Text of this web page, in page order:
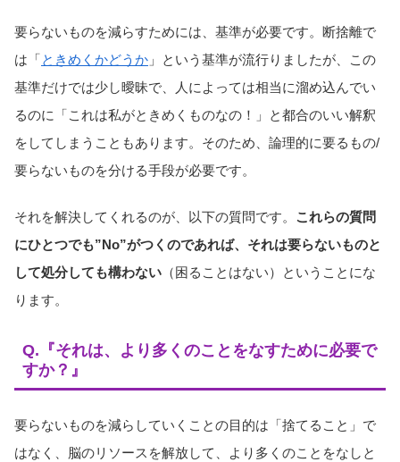
要らないものを減らすためには、基準が必要です。断捨離で
は「 ときめくかどうか 」という基準が流行りましたが、この
基準だけでは少し曖昧で、人によっては相当に溜め込んでい
るのに「これは私がときめくものなの！」と都合のいい解釈
をしてしまうこともあります。そのため、論理的に要るもの/
要らないものを分ける手段が必要です。
それを解決してくれるのが、以下の質問です。 これらの質問
にひとつでも”No”がつくのであれば、それは要らないものと
して処分しても構わない （困ることはない）ということにな
ります。
Q.『それは、より多くのことをなすために必要で
すか？』
要らないものを減らしていくことの目的は「捨てること」で
はなく、脳のリソースを解放して、より多くのことをなしと